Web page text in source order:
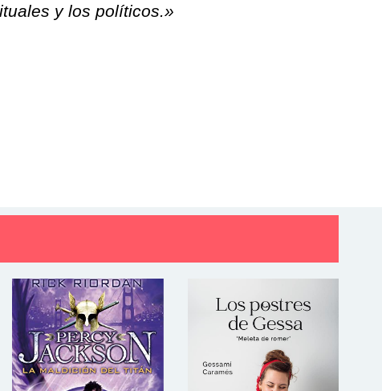
y los políticos.»